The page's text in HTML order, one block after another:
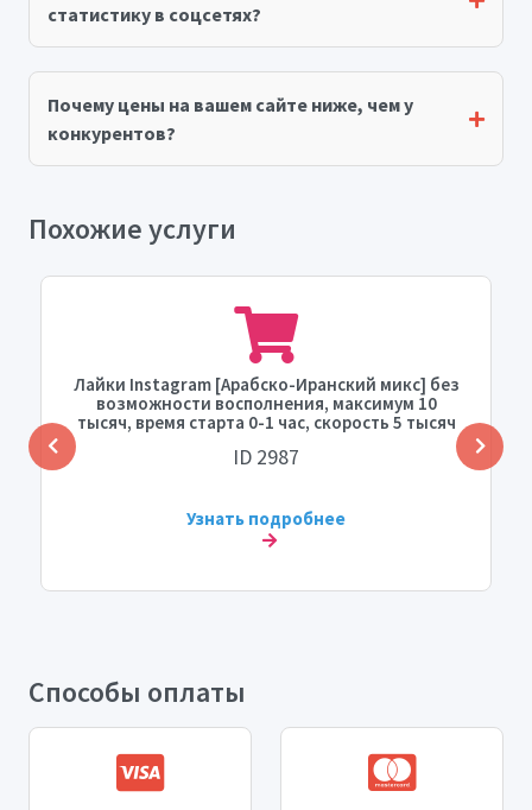
статистику в соцсетях?
Почему цены на вашем сайте ниже, чем у
конкурентов?
Похожие услуги
Лайки Instagram [Арабско-Иранский микс] без
возможности восполнения, максимум 10
тысяч, время старта 0-1 час, скорость 5 тысяч
ID 2987
Узнать подробнее
Способы оплаты